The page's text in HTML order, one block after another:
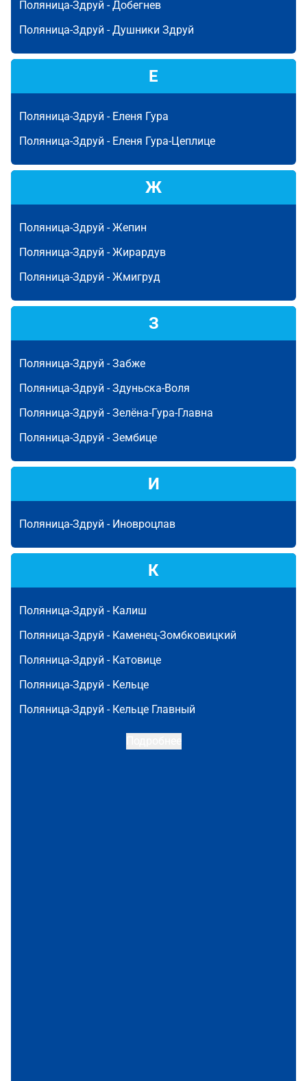
Поляница-Здруй -Добегнев
Поляница-Здруй -Душники Здруй
Е
Поляница-Здруй - Еленя Гура
Поляница-Здруй - Еленя Гура-Цеплице
Ж
Поляница-Здруй -Жепин
Поляница-Здруй -Жирардув
Поляница-Здруй -Жмигруд
З
Поляница-Здруй -Забже
Поляница-Здруй -Здуньска-Воля
Поляница-Здруй -Зелёна-Гура-Главна
Поляница-Здруй -Зембице
И
Поляница-Здруй - Иновроцлав
К
Поляница-Здруй - Калиш
Поляница-Здруй - Каменец-Зомбковицкий
Поляница-Здруй - Катовице
Поляница-Здруй - Кельце
Поляница-Здруй - Кельце Главный